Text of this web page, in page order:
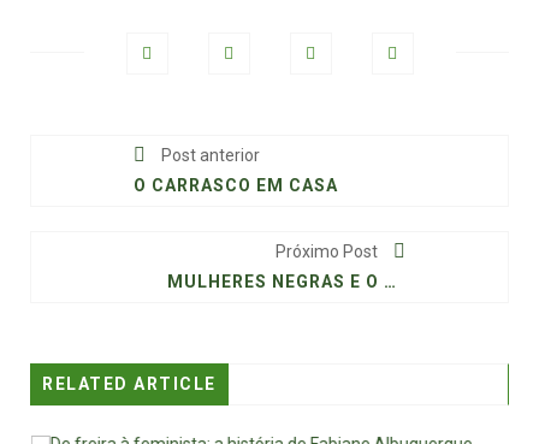
Post anterior
O CARRASCO EM CASA
Próximo Post
MULHERES NEGRAS E O DUPLO PRECONCEITO NA POLÍTICA
RELATED ARTICLE